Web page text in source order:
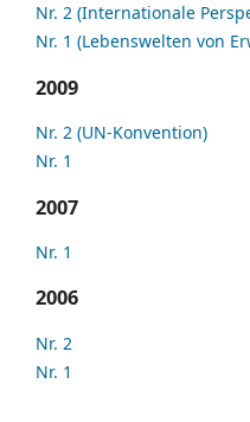
Nr. 2 (Internationale
Nr. 1 (Lebenswelten von
2009
Nr. 2 (UN-Konvention)
Nr. 1
2007
Nr. 1
2006
Nr. 2
Nr. 1